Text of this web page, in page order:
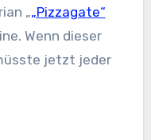
„„Pizzagate“
Wenn dieser
jetzt jeder